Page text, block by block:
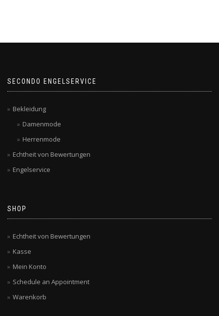
SECONDO ENGELSERVICE
Bekleidung
Damenmode
Herrenmode
Echtheit von Bewertungen
Engelservice
SHOP
Echtheit von Bewertungen
Kasse
Mein Konto
Schedule an Appointment
Warenkorb